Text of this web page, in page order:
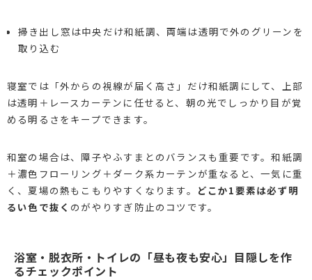
掃き出し窓は中央だけ和紙調、両端は透明で外のグリーンを
取り込む
寝室では「外からの視線が届く高さ」だけ和紙調にして、上部
は透明＋レースカーテンに任せると、朝の光でしっかり目が覚
める明るさをキープできます。
和室の場合は、障子やふすまとのバランスも重要です。和紙調
＋濃色フローリング＋ダーク系カーテンが重なると、一気に重
く、夏場の熱もこもりやすくなります。 どこか1要素は必ず明
るい色で抜く のがやりすぎ防止のコツです。
浴室・脱衣所・トイレの「昼も夜も安心」目隠しを作
るチェックポイント